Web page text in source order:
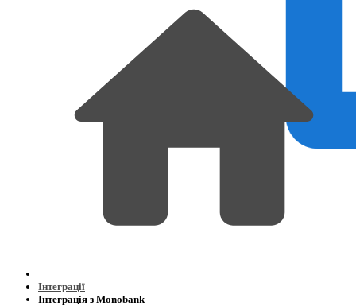
Інтеграції
Інтеграція з Monobank